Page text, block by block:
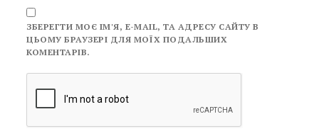
ЗБЕРЕГТИ МОЄ ІМ'Я, E-MAIL, ТА АДРЕСУ САЙТУ В
ЦЬОМУ БРАУЗЕРІ ДЛЯ МОЇХ ПОДАЛЬШИХ
КОМЕНТАРІВ.